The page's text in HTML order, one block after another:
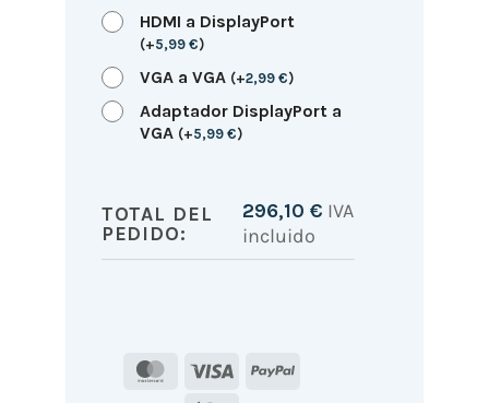
HDMI a DisplayPort
(+5,99 €)
VGA a VGA (+2,99 €)
Adaptador DisplayPort a
VGA (+5,99 €)
TOTAL DEL
PEDIDO:
296,10 € IVA
incluido
MasterCard
Visa
PayPal